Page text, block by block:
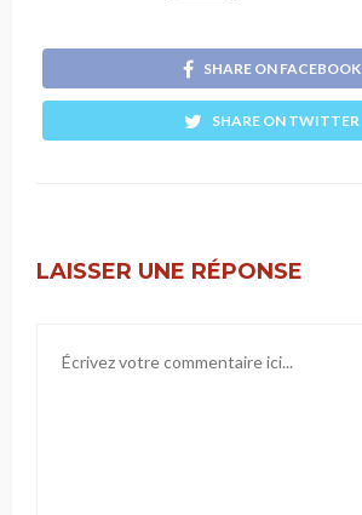
SHARE ON FACEBOOK
SHARE ON TWITTER
LAISSER UNE RÉPONSE